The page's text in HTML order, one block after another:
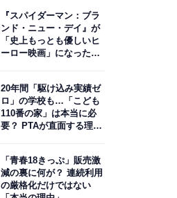
『スパイダーマン：ブラ
ンド・ニュー・デイ』が
「史上もっとも優しいヒ
ーロー映画」になった理
20年間「駆け込み実績ゼ
ロ」の学校も…「こども
110番の家」は本当に必
要？ PTAが直面する理想
「青春18きっぷ」販売激
減の裏に何が？ 連続利用
の厳格化だけではない